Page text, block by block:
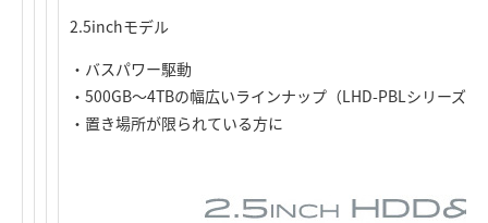
2.5inchモデル
・バスパワー駆動
・500GB～4TBの幅広いラインナップ（LHD-PBLシリーズ
・置き場所が限られている方に